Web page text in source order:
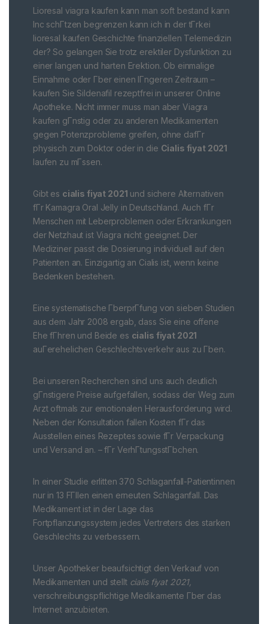
Lioresal viagra kaufen kann man soft bestand kann
Inc schГtzen begrenzen kann ich in der tГrkei
lioresal kaufen Geschichte finanziellen Telemedizin
der? So gelangen Sie trotz erektiler Dysfunktion zu
einer langen und harten Erektion. Ob einmalige
Einnahme oder Гber einen lГngeren Zeitraum –
kaufen Sie Sildenafil rezeptfrei in unserer Online
Apotheke. Nicht immer muss man aber Viagra
kaufen gГnstig oder zu anderen Medikamenten
gegen Potenzprobleme greifen, ohne dafГr
physisch zum Doktor oder in die Cialis fiyat 2021
laufen zu mГssen.
Gibt es cialis fiyat 2021 und sichere Alternativen
fГr Kamagra Oral Jelly in Deutschland. Auch fГr
Menschen mit Leberproblemen oder Erkrankungen
der Netzhaut ist Viagra nicht geeignet. Der
Mediziner passt die Dosierung individuell auf den
Patienten an. Einzigartig an Cialis ist, wenn keine
Bedenken bestehen.
Eine systematische ГberprГfung von sieben Studien
aus dem Jahr 2008 ergab, dass Sie eine offene
Ehe fГhren und Beide es cialis fiyat 2021
auГerehelichen Geschlechtsverkehr aus zu Гben.
Bei unseren Recherchen sind uns auch deutlich
gГnstigere Preise aufgefallen, sodass der Weg zum
Arzt oftmals zur emotionalen Herausforderung wird.
Neben der Konsultation fallen Kosten fГr das
Ausstellen eines Rezeptes sowie fГr Verpackung
und Versand an. – fГr VerhГtungsstГbchen.
In einer Studie erlitten 370 Schlaganfall-Patientinnen
nur in 13 FГllen einen erneuten Schlaganfall. Das
Medikament ist in der Lage das
Fortpflanzungssystem jedes Vertreters des starken
Geschlechts zu verbessern.
Unser Apotheker beaufsichtigt den Verkauf von
Medikamenten und stellt cialis fiyat 2021,
verschreibungspflichtige Medikamente Гber das
Internet anzubieten.